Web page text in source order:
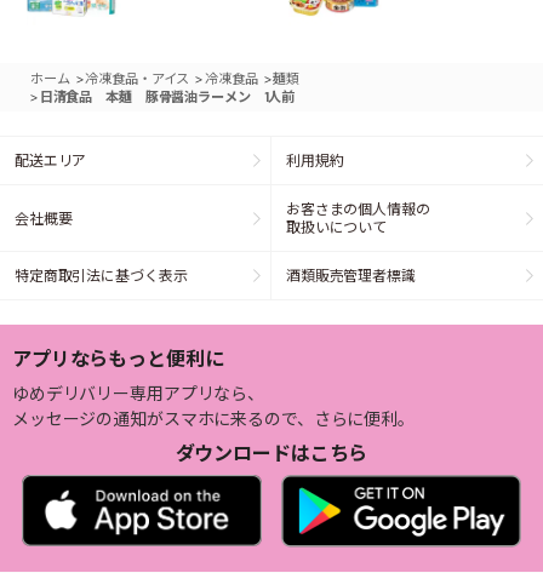
ホーム >冷凍食品・アイス > 冷凍食品 >麺類
> 日清食品 本麺 豚骨醤油ラーメン 1人前
配送エリア 利用規約
会社概要
お客さまの個人情報の
取扱いについて
特定商取引法に基づく表示 酒類販売管理者標識
アプリならもっと便利に
ゆめデリバリー専用アプリなら、
メッセージの通知がスマホに来るので、さらに便利。
ダウンロードはこちら